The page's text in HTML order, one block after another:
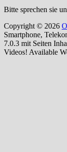
Bitte sprechen sie
Copyright © 2026
Smartphone,
7.0.3 mit Seiten
Videos! Available